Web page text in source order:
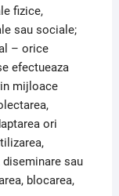
fizice,
sau sociale;
– orice
efectueaza
mijloace
ori
sau
blocarea,